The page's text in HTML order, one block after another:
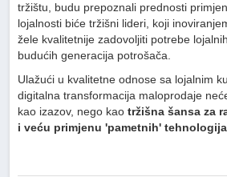
tržištu, budu prepoznali prednosti
lojalnosti biće tržišni lideri, koji
žele kvalitetnije zadovoljiti potrebe
budućih generacija potrošača.
Ulažući u kvalitetne odnose sa lojalnim
digitalna transformacija maloprodaje
kao izazov, nego kaotržišna šansa za
i veću primjenu 'pametnih'